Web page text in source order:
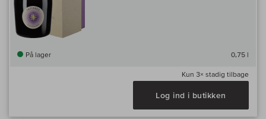
På lager 0,75 l
Kun 3× stadig tilbage
Log ind i butikken